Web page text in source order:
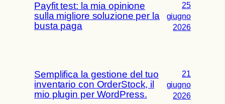
Payfit test: la mia opinione
sulla migliore soluzione per la
busta paga
25
giugno
2026
Semplifica la gestione del tuo
inventario con OrderStock, il
mio plugin per WordPress.
21
giugno
2026